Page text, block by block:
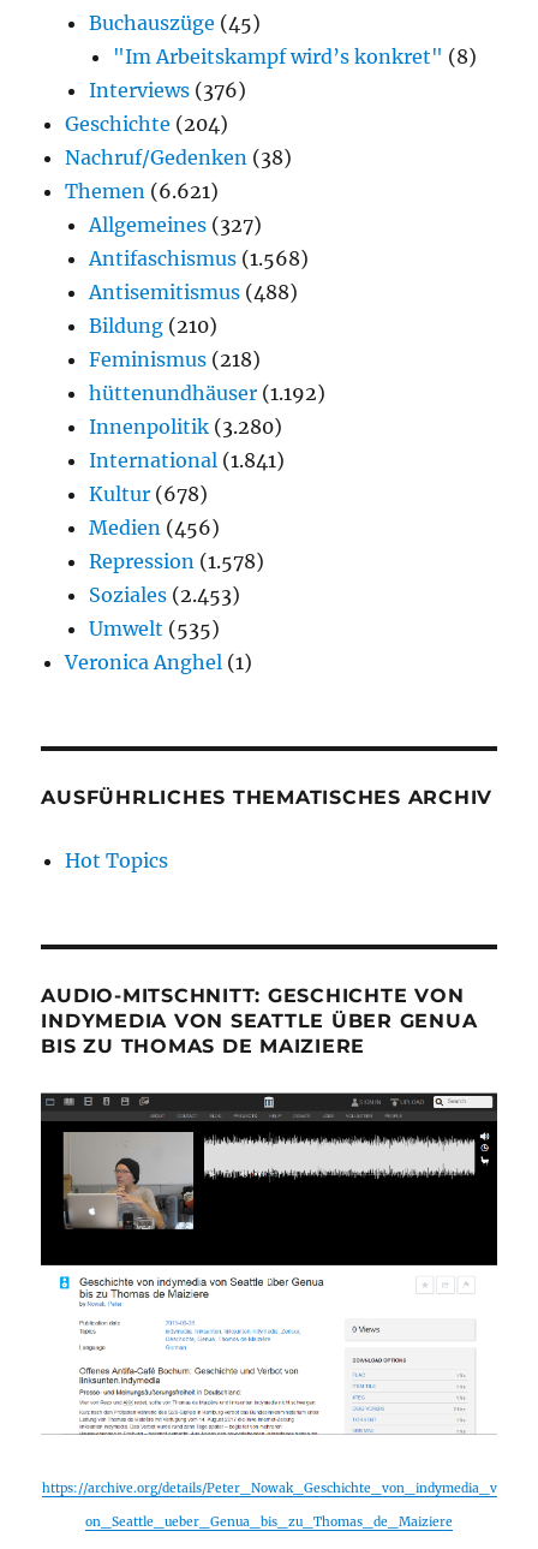
Buchauszüge (45)
"Im Arbeitskampf wird’s konkret" (8)
Interviews (376)
Geschichte (204)
Nachruf/Gedenken (38)
Themen (6.621)
Allgemeines (327)
Antifaschismus (1.568)
Antisemitismus (488)
Bildung (210)
Feminismus (218)
hüttenundhäuser (1.192)
Innenpolitik (3.280)
International (1.841)
Kultur (678)
Medien (456)
Repression (1.578)
Soziales (2.453)
Umwelt (535)
Veronica Anghel (1)
AUSFÜHRLICHES THEMATISCHES ARCHIV
Hot Topics
AUDIO-MITSCHNITT: GESCHICHTE VON
INDYMEDIA VON SEATTLE ÜBER GENUA
BIS ZU THOMAS DE MAIZIERE
https://archive.org/details/Peter_Nowak_Geschichte_von_indymedia_v
on_Seattle_ueber_Genua_bis_zu_Thomas_de_Maiziere